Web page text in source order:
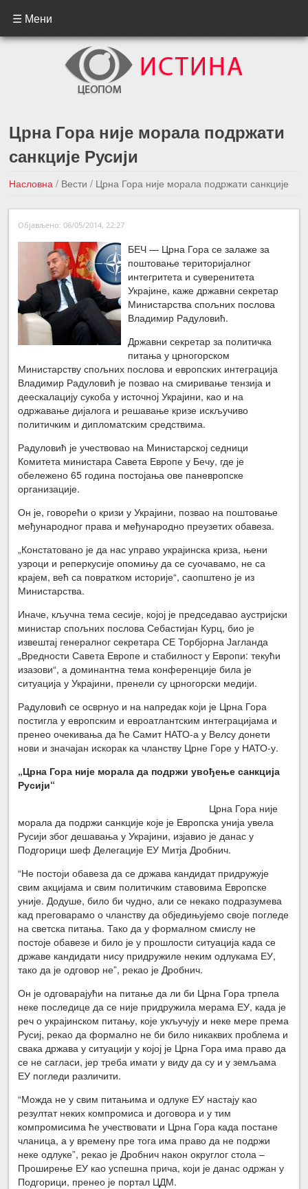
☰ Мени
Црна Гора није морала подржати
санкције Русији
Насловна / Вести/ Црна Гора није морала подржати санкције
Русији
←Претходна вест
Објављено: 06/05/2014, 22:27
БЕЧ — Црна Гора се залаже за
поштовање територијалног
интегритета и суверенитета
Украјине, каже државни секретар
Министарства спољних послова
Владимир Радуловић.
Државни секретар за политичка
питања у црногорском
Министарству спољних послова и европских интеграција
Владимир Радуловић је позвао на смиривање тензија и
деескалацију сукоба у источној Украјини, као и на
одржавање дијалога и решавање кризе искључиво
политичким и дипломатским средствима.
Радуловић је учествовао на Министарској седници
Комитета министара Савета Европе у Бечу, где је
обележено 65 година постојања ове паневропске
организације.
Он је, говорећи о кризи у Украјини, позвао на поштовање
међународног права и међународно преузетих обавеза.
„Констатовано је да нас управо украјинска криза, њени
узроци и реперкусије опомињу да се суочавамо, не са
крајем, већ са повратком историје“, саопштено је из
Министарства.
Иначе, кључна тема сесије, којој је председавао аустријски
министар спољних послова Себастијан Курц, био је
извештај генералног секретара СЕ Торбјорна Јагланда
„Вредности Савета Европе и стабилност у Европи: текући
изазови“, а доминантна тема конференције била је
ситуација у Украјини, пренели су црногорски медији.
Радуловић се осврнуо и на напредак који је Црна Гора
постигла у европским и евроатлантским интеграцијама и
пренео очекивања да ће Самит НАТО-а у Велсу донети
нови и значајан искорак ка чланству Црне Горе у НАТО-у.
„Црна Гора није морала да подржи увођење санкција
Русији“
Црна Гора није
морала да подржи санкције које је Европска унија увела
Русији због дешавања у Украјини, изјавио је данас у
Подгорици шеф Делегације ЕУ Митја Дробнич.
“Не постоји обавеза да се држава кандидат придружује
свим акцијама и свим политичким ставовима Европске
уније. Додуше, било би чудно, али се некако подразумева
кад преговарамо о чланству да обједињујемо своје погледе
на светска питања. Тако да у формалном смислу не
постоје обавезе и било је у прошлости ситуација када се
државе кандидати нису придружиле неким одлукама ЕУ,
тако да је одговор не”, рекао је Дробнич.
Он је одговарајући на питање да ли би Црна Гора трпела
неке последице да се није придружила мерама ЕУ, када је
реч о украјинском питању, које укључују и неке мере према
Русиј, рекао да формално не би било никаквих проблема и
свака држава у ситуацији у којој је Црна Гора има право да
се не сагласи, јер треба имати у виду да су и у земљама
ЕУ погледи различити.
“Можда не у свим питањима и одлуке ЕУ настају као
резултат неких компромиса и договора и у тим
компромисима ће учествовати и Црна Гора када постане
чланица, а у времену пре тога има право да не подржи
неке одлуке”, рекао је Дробнич након округлог стола –
Проширење ЕУ као успешна прича, који је данас одржан у
Подгорици, пренео је портал ЦДМ.